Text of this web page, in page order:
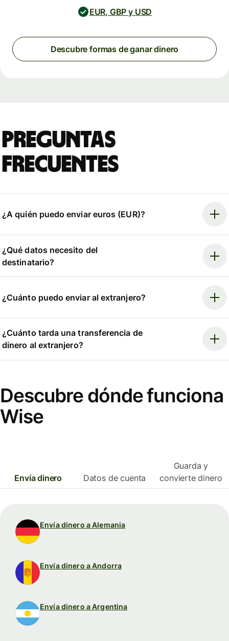
EUR, GBP y USD
Descubre formas de ganar dinero
Preguntas
frecuentes
¿A quién puedo enviar euros (EUR)?
¿Qué datos necesito del
destinatario?
¿Cuánto puedo enviar al extranjero?
¿Cuánto tarda una transferencia de
dinero al extranjero?
Descubre dónde funciona
Wise
Envía dinero Datos de cuenta
Guarda y
convierte dinero
Envía dinero a Alemania
Envía dinero a Andorra
Envía dinero a Argentina